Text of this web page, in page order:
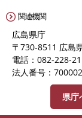
関連機関
広島県庁
〒730-8511 広島
電話：082-228-
法人番号：
県庁